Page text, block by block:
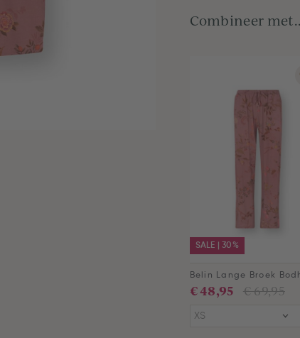
Combineer
SALE | 30%
€ 69,95
€ 48,95
XS